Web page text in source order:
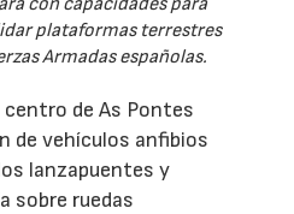
plataformas terrestres
Armadas españolas.
de As Pontes
de vehículos anfibios
lanzapuentes y
sobre ruedas